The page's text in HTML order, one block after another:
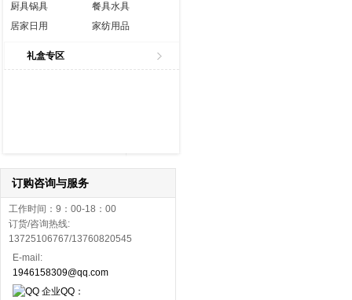
厨具锅具
餐具水具
居家日用
家纺用品
礼盒专区
订购咨询与服务
工作时间：9：00-18：00
订货/咨询热线:
13725106767/13760820545
E-mail:
1946158309@qq.com
企业QQ：